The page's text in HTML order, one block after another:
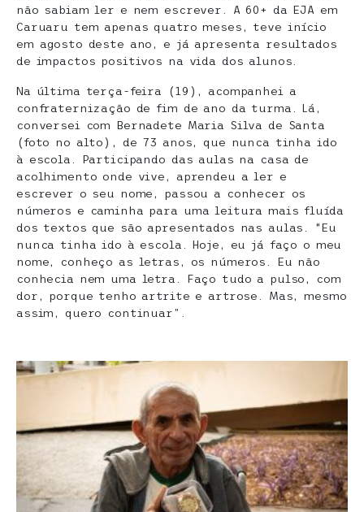
não sabiam ler e nem escrever. A 60+ da EJA em
Caruaru tem apenas quatro meses, teve início
em agosto deste ano, e já apresenta resultados
de impactos positivos na vida dos alunos.
Na última terça-feira (19), acompanhei a
confraternização de fim de ano da turma. Lá,
conversei com Bernadete Maria Silva de Santa
(foto no alto), de 73 anos, que nunca tinha ido
à escola. Participando das aulas na casa de
acolhimento onde vive, aprendeu a ler e
escrever o seu nome, passou a conhecer os
números e caminha para uma leitura mais fluída
dos textos que são apresentados nas aulas. “Eu
nunca tinha ido à escola. Hoje, eu já faço o meu
nome, conheço as letras, os números. Eu não
conhecia nem uma letra. Faço tudo a pulso, com
dor, porque tenho artrite e artrose. Mas, mesmo
assim, quero continuar”.